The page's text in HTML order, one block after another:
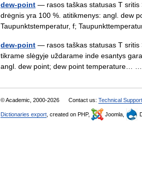
dew-point — rasos taškas statusas T sritis
drėgnis yra 100 %. atitikmenys: angl. dew
Taupunktstemperatur, f;
dew-point — rasos taškas statusas T sritis
tikrame slėgyje uždarame inde esantys
angl. dew point; dew point temperature…
© Academic, 2000-2026 Contact us: Technical Support
Dictionaries export , created on PHP, Joomla,